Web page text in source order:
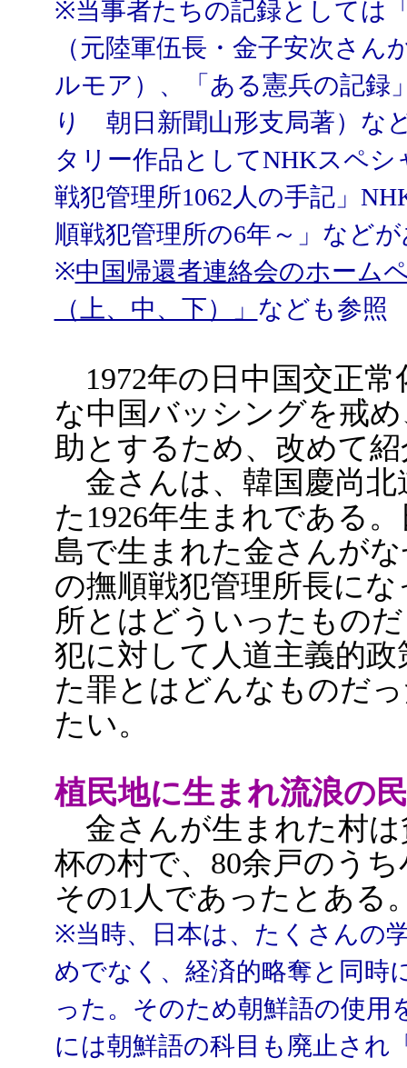
※当事者たちの記録としては
（元陸軍伍長・金子安次さ
ルモア）、「ある憲兵の記録
り 朝日新聞山形支局著）な
タリー作品としてNHKスペシ
戦犯管理所1062人の手記」
順戦犯管理所の6年～」など
※中国帰還者連絡会のホーム
（上、中、下）」 なども参照
1972年の日中国交正常
な中国バッシングを戒
助とするため、改めて
金さんは、韓国慶尚北
た1926年生まれである
島で生まれた金さんが
の撫順戦犯管理所長に
所とはどういったもの
犯に対して人道主義的
た罪とはどんなものだ
たい。
植民地に生まれ流浪の
金さんが生まれた村は
杯の村で、80余戸のう
その1人であったとある
※当時、日本は、たくさんの
めでなく、経済的略奪と同時
った。そのため朝鮮語の使用
には朝鮮語の科目も廃止され